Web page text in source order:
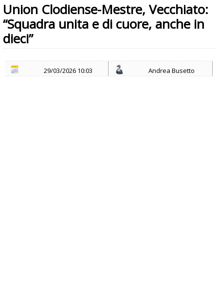
Union Clodiense-Mestre, Vecchiato:
“Squadra unita e di cuore, anche in
dieci”
29/03/2026 10:03 Andrea Busetto